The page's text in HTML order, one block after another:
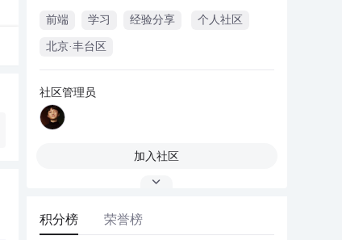
前端 学习 经验分享 个人社区
北京·丰台区
社区管理员
加入社区
积分榜 荣誉榜